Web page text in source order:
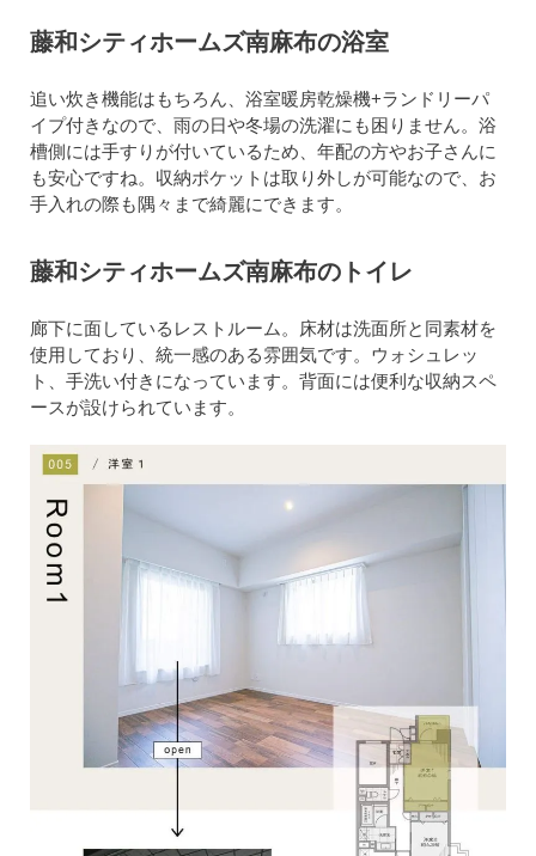
藤和シティホームズ南麻布の浴室
追い炊き機能はもちろん、浴室暖房乾燥機+ランドリーパ
イプ付きなので、雨の日や冬場の洗濯にも困りません。浴
槽側には手すりが付いているため、年配の方やお子さんに
も安心ですね。収納ポケットは取り外しが可能なので、お
手入れの際も隅々まで綺麗にできます。
藤和シティホームズ南麻布のトイレ
廊下に面しているレストルーム。床材は洗面所と同素材を
使用しており、統一感のある雰囲気です。ウォシュレッ
ト、手洗い付きになっています。背面には便利な収納スペ
ースが設けられています。